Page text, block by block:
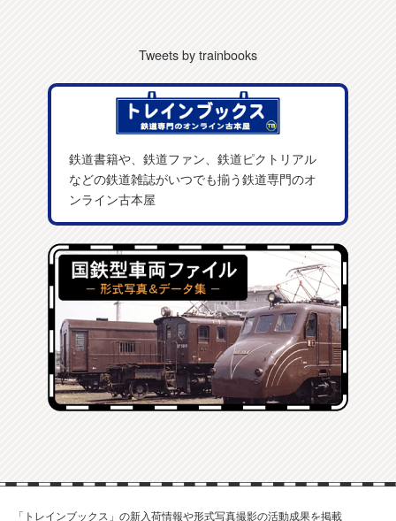
Tweets by trainbooks
鉄道書籍や、鉄道ファン、鉄道ピクトリアル
などの鉄道雑誌がいつでも揃う鉄道専門のオ
ンライン古本屋
「トレインブックス」の新入荷情報や形式写真撮影の活動成果を掲載